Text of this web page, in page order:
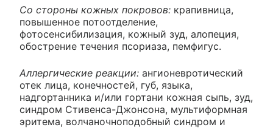
Со стороны кожных покровов: крапивница,
повышенное потоотделение,
фотосенсибилизация, кожный зуд, алопеция,
обострение течения псориаза, пемфигус.
Аллергические реакции: ангионевротический
отек лица, конечностей, губ, языка,
надгортанника и/или гортани кожная сыпь, зуд,
синдром Стивенса-Джонсона, мультиформная
эритема, волчаночноподобный синдром и